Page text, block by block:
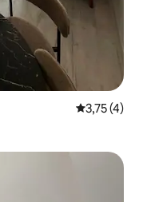
3,75 (4)